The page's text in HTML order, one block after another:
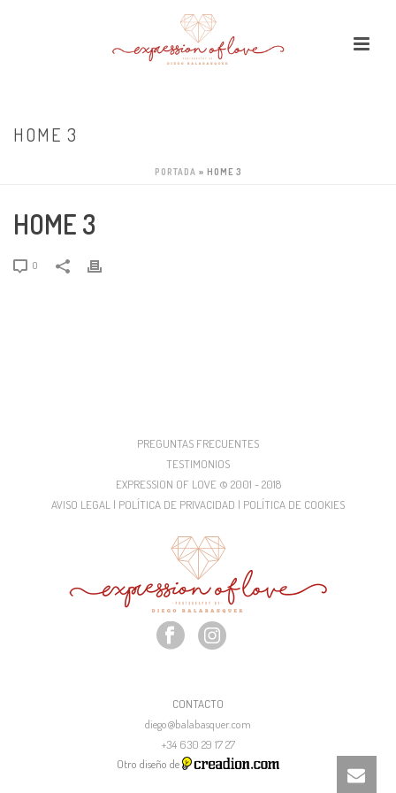
HOME 3
PORTADA » HOME 3
HOME 3
0
PREGUNTAS FRECUENTES
TESTIMONIOS
EXPRESSION OF LOVE © 2001 - 2018
AVISO LEGAL | POLÍTICA DE PRIVACIDAD | POLÍTICA DE COOKIES
CONTACTO
diego@balabasquer.com
+34 630 29 17 27
Otro diseño de